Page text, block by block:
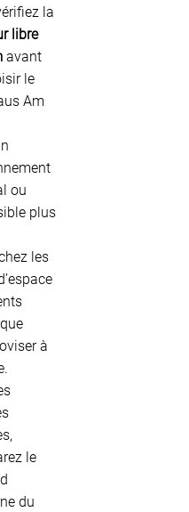
la
libre
avant
le
Am
ou
plus
les
à
le
du